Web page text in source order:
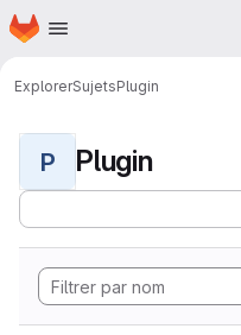
Passer au contenu principal
Page d'accueil
ExplorerSujetsPlugin
P Plugin